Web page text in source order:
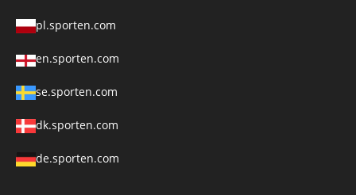
pl.sporten.com
en.sporten.com
se.sporten.com
dk.sporten.com
de.sporten.com